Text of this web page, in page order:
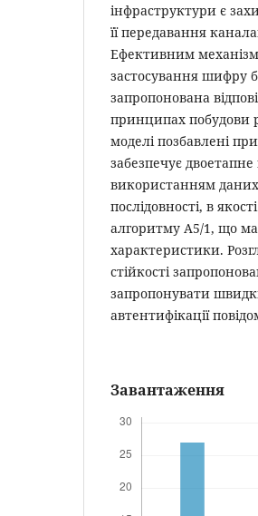
інфраструктури є
її передавання
Ефективним
застосування шифру
запропонована
принципах побудови
моделі позбавлені
забезпечує
використанням даних
послідовності, в
алгоритму А5/1, що
характеристики.
стійкості
запропонувати
автентифікації
Завантаження